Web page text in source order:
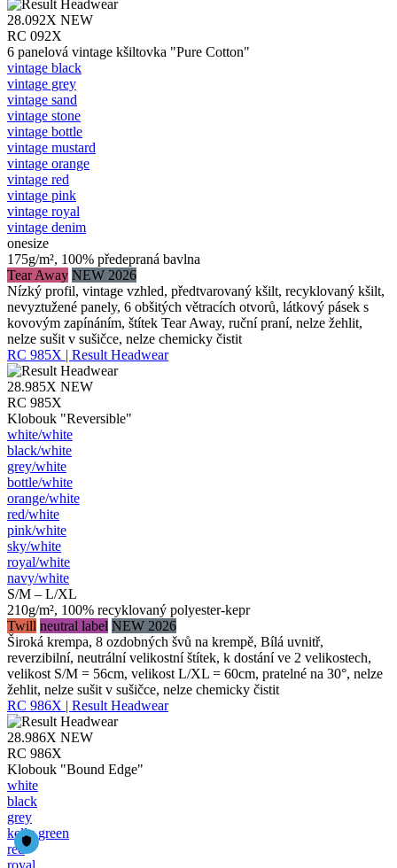
28.092X NEW
RC 092X
6 panelová vintage kšiltovka "Pure Cotton"
vintage black
vintage grey
vintage sand
vintage stone
vintage bottle
vintage mustard
vintage orange
vintage red
vintage pink
vintage royal
vintage denim
onesize
175g/m², 100% předepraná bavlna
Tear Away NEW 2026
Nízký profil, vintage vzhled, předtvarovaný kšilt, recyklovaný kšilt,
nevyztužené panely, 6 obšitých větracích otvorů, látkový pásek s
kovovým zapínáním, štítek Tear Away, ruční praní, nelze žehlit,
nelze sušit v sušičce, nelze chemicky čistit
RC 985X | Result Headwear
28.985X NEW
RC 985X
Klobouk "Reversible"
white/​white
black/​white
grey/​white
bottle/​white
orange/​white
red/​white
pink/​white
sky/​white
royal/​white
navy/​white
S/M – L/XL
210g/m², 100% recyklovaný polyester-kepr
Twill neutral label NEW 2026
Široká krempa, 8 ozdobných švů na krempě, Bílá uvnitř,
reverzibilní, neutrální velikostní štítek, k dostání ve 2 velikostech,
velikost S/M = 56cm, velikost L/XL = 60cm, pratelné na 30°, nelze
žehlit, nelze sušit v sušičce, nelze chemicky čistit
RC 986X | Result Headwear
28.986X NEW
RC 986X
Klobouk "Bound Edge"
white
black
grey
kelly green
red
royal